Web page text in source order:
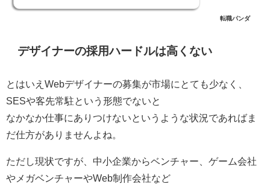
転職パンダ
デザイナーの採用ハードルは高くない
とはいえWebデザイナーの募集が市場にとても少なく、
SESや客先常駐という形態でないと
なかなか仕事にありつけないというような状況であればま
だ仕方がありませんよね。
ただし現状ですが、中小企業からベンチャー、ゲーム会社
やメガベンチャーやWeb制作会社など